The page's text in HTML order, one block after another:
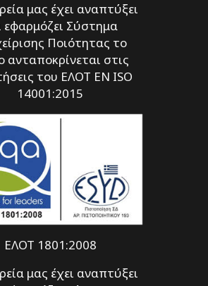
μας έχει αναπτύξει
εφαρμόζει Σύστημα
Ποιότητας το
ανταποκρίνεται στις
του ΕΛΟΤ EN ISO
14001:2015
ΕΛΟΤ 1801:2008
μας έχει αναπτύξει